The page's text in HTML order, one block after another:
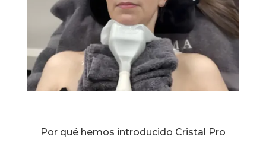
Por qué hemos introducido Cristal Pro